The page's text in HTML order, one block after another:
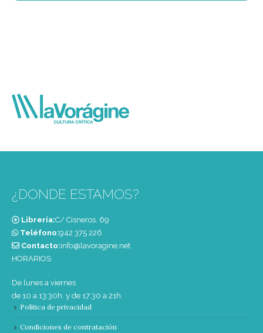
¿DONDE ESTAMOS?
Librería:C/ Cisneros, 69
Teléfono:‭942 375 226‬
Contacto:info@lavoragine.net
HORARIOS
De lunes a viernes
de 10 a 13:30h. y de 17:30 a 21h.
Política de privacidad
Condiciones de contratación